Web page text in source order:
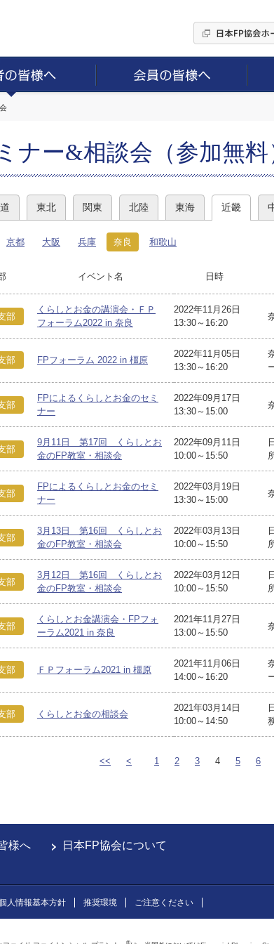
ナー&相談会（参加無料
東北 関東 北陸 東海 近畿
京都 大阪 兵庫 奈良 和歌山
イベント名 日時
部
くらしとお金の講演会・ＦＰ
フォーラム2022 in 奈良
2022年11月26日
13:30～16:20
部 FPフォーラム 2022 in 橿原
2022年11月05日
13:30～16:20
部
FPによるくらしとお金のセミ
ナー
2022年09月17日
13:30～15:00
部
9月11日 第17回 くらしとお
金のFP教室・相談会
2022年09月11日
10:00～15:50
部
FPによるくらしとお金のセミ
ナー
2022年03月19日
13:30～15:00
部
3月13日 第16回 くらしとお
金のFP教室・相談会
2022年03月13日
10:00～15:50
部
3月12日 第16回 くらしとお
金のFP教室・相談会
2022年03月12日
10:00～15:50
部
くらしとお金講演会・FPフォ
ーラム2021 in 奈良
2021年11月27日
13:00～15:50
部 ＦＰフォーラム2021 in 橿原
2021年11月06日
14:00～16:20
部 くらしとお金の相談会
2021年03月14日
10:00～14:50
<< < 1 2 3 4 5 6
様へ 日本FP協会について
人情報基本方針 推奨環境 ご注意ください
®